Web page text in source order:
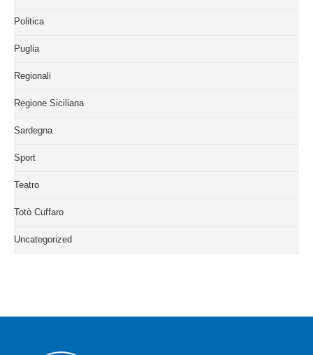
Politica
Puglia
Regionali
Regione Siciliana
Sardegna
Sport
Teatro
Totò Cuffaro
Uncategorized